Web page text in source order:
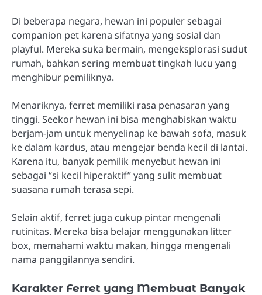
Di beberapa negara, hewan ini populer sebagai
companion pet karena sifatnya yang sosial dan
playful. Mereka suka bermain, mengeksplorasi sudut
rumah, bahkan sering membuat tingkah lucu yang
menghibur pemiliknya.
Menariknya, ferret memiliki rasa penasaran yang
tinggi. Seekor hewan ini bisa menghabiskan waktu
berjam-jam untuk menyelinap ke bawah sofa, masuk
ke dalam kardus, atau mengejar benda kecil di lantai.
Karena itu, banyak pemilik menyebut hewan ini
sebagai “si kecil hiperaktif” yang sulit membuat
suasana rumah terasa sepi.
Selain aktif, ferret juga cukup pintar mengenali
rutinitas. Mereka bisa belajar menggunakan litter
box, memahami waktu makan, hingga mengenali
nama panggilannya sendiri.
Karakter Ferret yang Membuat Banyak